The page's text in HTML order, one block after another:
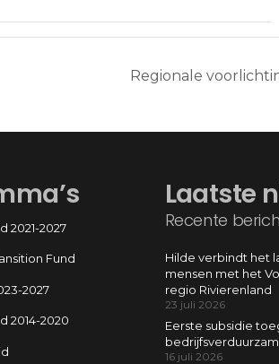
Regionale
2021-2027
Fund
2027
2014-2020
Laatste
Recente
Hilde verbindt het
mensen met het
regio Rivierenland
23 juli 2026
Eerste subsidie
16 juli 2026